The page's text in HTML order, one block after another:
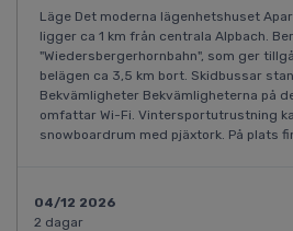
Läge Det moderna lägenhetshuset
ligger ca 1 km från centrala Alpbach.
"Wiedersbergerhornbahn", som ger
belägen ca 3,5 km bort. Skidbussar
Bekvämligheter Bekvämligheterna på
omfattar Wi-Fi. Vintersportutrustning
snowboardrum med pjäxtork. På plats
04/12 2026
2 dagar